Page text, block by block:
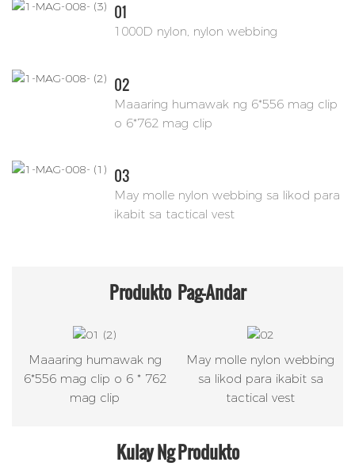
01
1000D nylon, nylon webbing
02
Maaaring humawak ng 6*556 mag clip
o 6*762 mag clip
03
May molle nylon webbing sa likod para
ikabit sa tactical vest
Produkto Pag-Andar
Maaaring humawak ng
6*556 mag clip o 6 * 762
mag clip
May molle nylon webbing
sa likod para ikabit sa
tactical vest
Kulay Ng Produkto